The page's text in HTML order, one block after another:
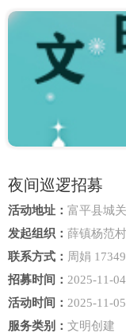
夜间巡逻招募
活动地址： 富平县城
发起组织： 薛镇杨范
联系方式：
周娟
招募时间： 2025-11-
活动时间： 2025-11-
服务类别： 文明创建